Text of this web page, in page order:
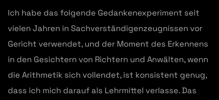
Ich habe das folgende Gedankenexperiment seit
vielen Jahren in Sachverständigenzeugnissen vor
Gericht verwendet, und der Moment des Erkennens
in den Gesichtern von Richtern und Anwälten, wenn
die Arithmetik sich vollendet, ist konsistent genug,
dass ich mich darauf als Lehrmittel verlasse. Das